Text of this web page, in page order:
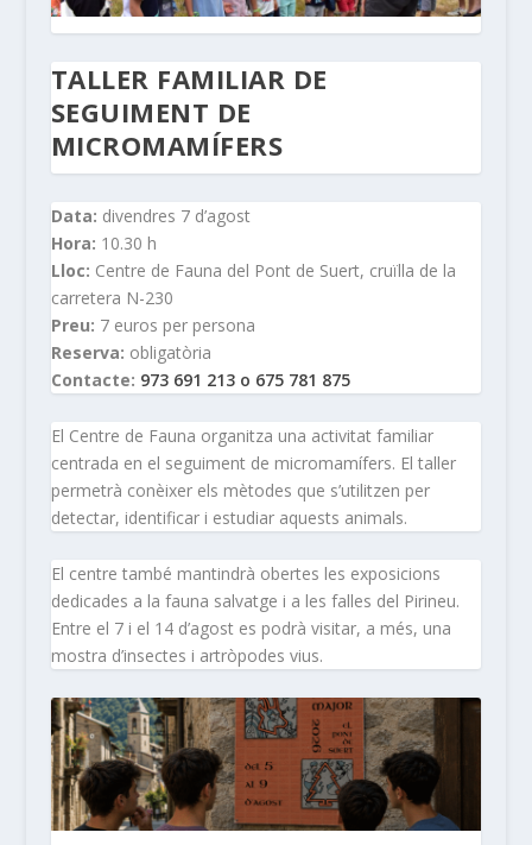
TALLER FAMILIAR DE
SEGUIMENT DE
MICROMAMÍFERS
Data: divendres 7 d’agost
Hora: 10.30 h
Lloc: Centre de Fauna del Pont de Suert, cruïlla de la
carretera N-230
Preu: 7 euros per persona
Reserva: obligatòria
Contacte: 973 691 213 o 675 781 875
El Centre de Fauna organitza una activitat familiar
centrada en el seguiment de micromamífers. El taller
permetrà conèixer els mètodes que s’utilitzen per
detectar, identificar i estudiar aquests animals.
El centre també mantindrà obertes les exposicions
dedicades a la fauna salvatge i a les falles del Pirineu.
Entre el 7 i el 14 d’agost es podrà visitar, a més, una
mostra d’insectes i artròpodes vius.